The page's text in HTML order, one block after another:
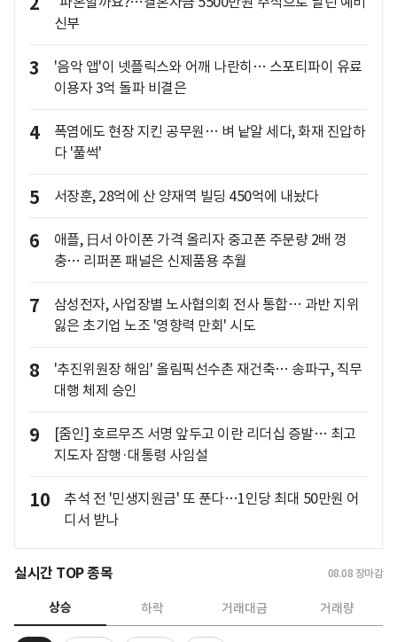
신부
3
'음악 앱'이 넷플릭스와 어깨 나란히… 스포티파이 유료
이용자 3억 돌파 비결은
4
폭염에도 현장 지킨 공무원… 벼 낱알 세다, 화재 진압하
다 '풀썩'
5 서장훈, 28억에 산 양재역 빌딩 450억에 내놨다
6
애플, 日서 아이폰 가격 올리자 중고폰 주문량 2배 껑
충… 리퍼폰 패널은 신제품용 추월
7
삼성전자, 사업장별 노사협의회 전사 통합… 과반 지위
잃은 초기업 노조 '영향력 만회' 시도
8
'추진위원장 해임' 올림픽선수촌 재건축… 송파구, 직무
대행 체제 승인
9
[줌인] 호르무즈 서명 앞두고 이란 리더십 증발… 최고
지도자 잠행·대통령 사임설
10
추석 전 '민생지원금' 또 푼다…1인당 최대 50만원 어
디서 받나
실시간 TOP 종목 08.08 장마감
상승 하락 거래대금 거래량